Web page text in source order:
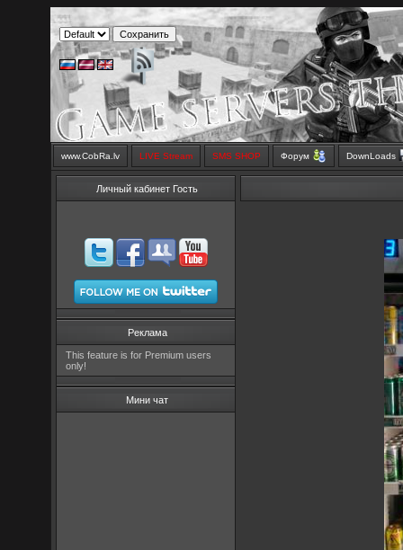
www.CobRa.lv LIVE Stream SMS SHOP Форум DownLoads
Личный кабинет Гость
Реклама
This feature is for Premium users
only!
Мини чат